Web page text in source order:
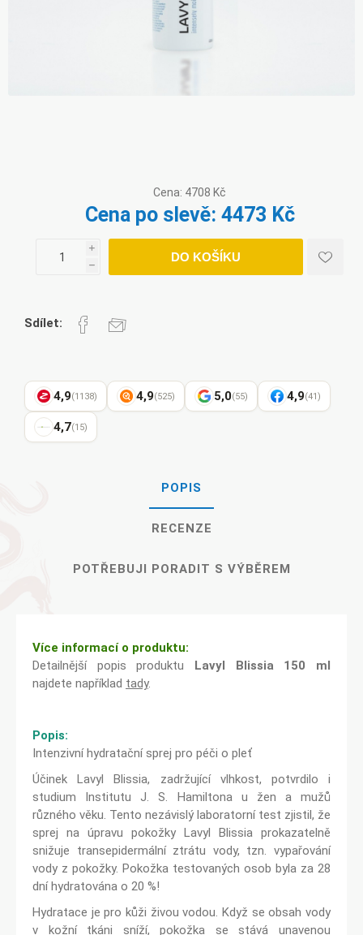
Cena: 4708 Kč
Cena po slevě: 4473 Kč
i
h
DO KOŠÍKU
Sdílet:
4,9(1138) 4,9(525) 5,0(55) 4,9(41)
4,7(15)
POPIS
RECENZE
POTŘEBUJI PORADIT S VÝBĚREM
Více informací o produktu:
Detailnější popis produktu Lavyl Blissia 150 ml
najdete například tady.
Popis:
Intenzivní hydratační sprej pro péči o pleť
Účinek Lavyl Blissia, zadržující vlhkost, potvrdilo i
studium Institutu J. S. Hamiltona u žen a mužů
různého věku. Tento nezávislý laboratorní test zjistil, že
sprej na úpravu pokožky Lavyl Blissia prokazatelně
snižuje transepidermální ztrátu vody, tzn. vypařování
vody z pokožky. Pokožka testovaných osob byla za 28
dní hydratována o 20 %!
Hydratace je pro kůži živou vodou. Když se obsah vody
v kožní tkáni sníží, pokožka se stává unavenou